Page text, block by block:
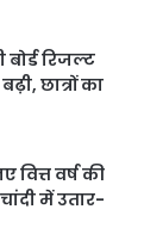
रिजल्ट
छात्रों का
वर्ष की
में उतार-